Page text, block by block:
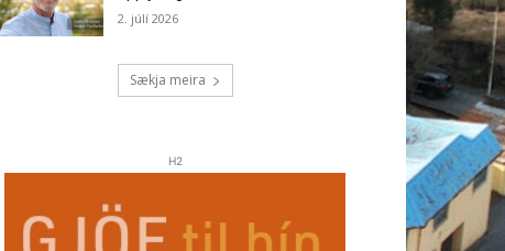
2. júlí 2026
Sækja meira
H2